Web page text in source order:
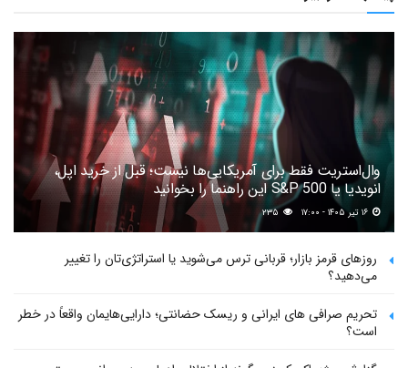
وال‌استریت فقط برای آمریکایی‌ها نیست؛ قبل از خرید اپل،
انویدیا یا S&P 500 این راهنما را بخوانید
۲۳۵
روزهای قرمز بازار؛ قربانی ترس می‌شوید یا استراتژی‌تان را تغییر
می‌دهید؟
تحریم صرافی های ایرانی و ریسک حضانتی؛ دارایی‌هایمان واقعاً در خطر
است؟